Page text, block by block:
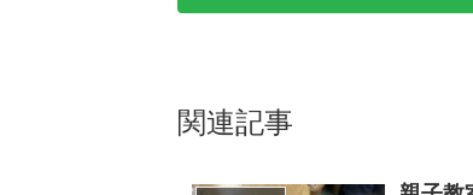
関連記事